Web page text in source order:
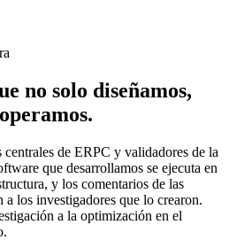
no solo diseñamos,
de ERPC y validadores de la
que desarrollamos se ejecuta en
y los comentarios de las
a los investigadores que lo crearon.
a la optimización en el